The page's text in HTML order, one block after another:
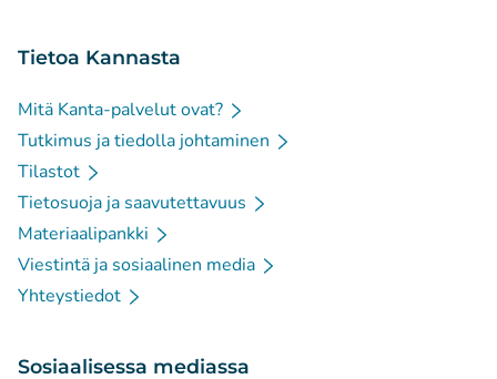
Tietoa Kannasta
Mitä Kanta-palvelut ovat?
Tutkimus ja tiedolla johtaminen
Tilastot
Tietosuoja ja saavutettavuus
Materiaalipankki
Viestintä ja sosiaalinen media
Yhteystiedot
Sosiaalisessa mediassa